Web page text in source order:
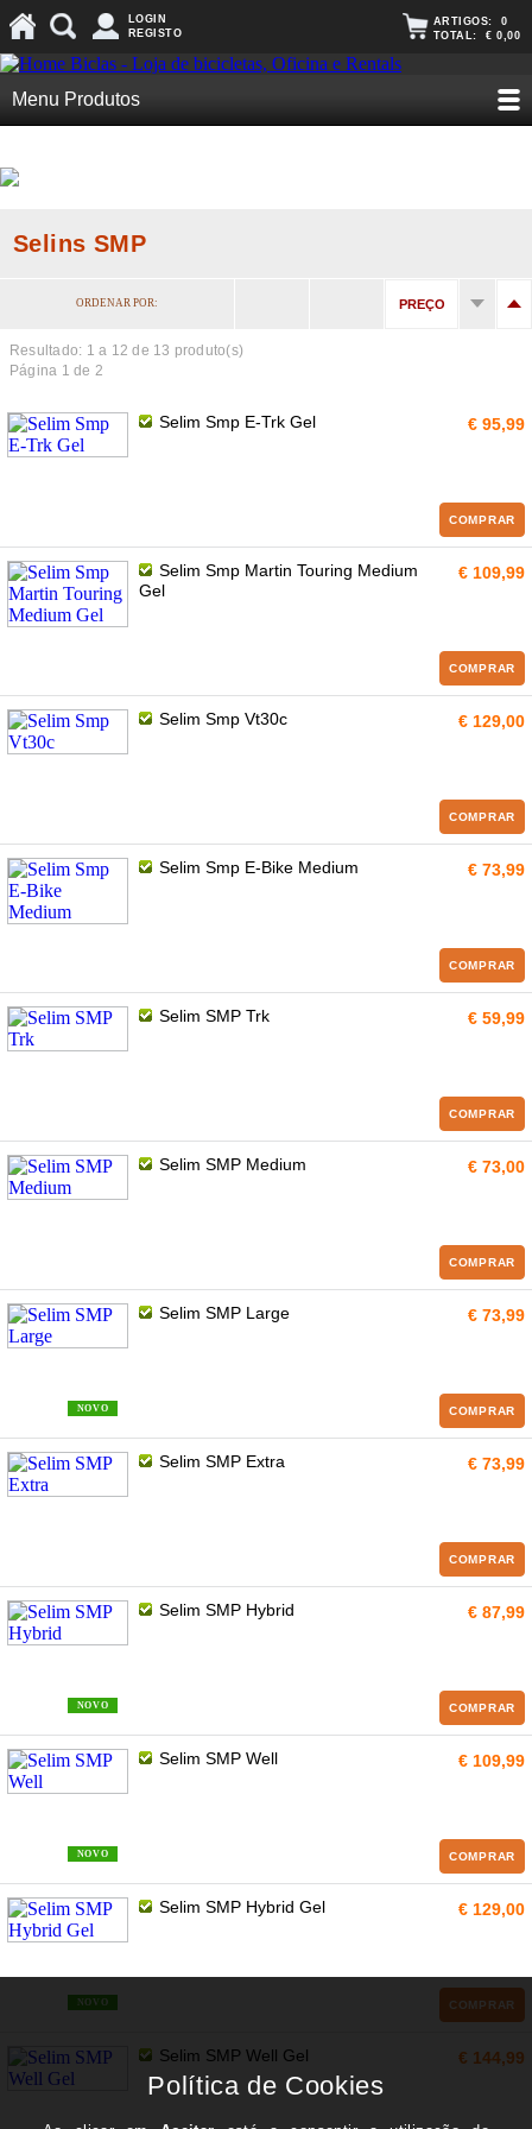
LOGIN
REGISTO
ARTIGOS: 0
TOTAL: € 0,00
Menu Produtos
Selins SMP
ORDENAR POR: PREÇO
Resultado: 1 a 12 de 13 produto(s)
Página 1 de 2
Selim Smp E-Trk Gel € 95,99
COMPRAR
Selim Smp Martin Touring Medium
Gel
€ 109,99
COMPRAR
Selim Smp Vt30c € 129,00
COMPRAR
Selim Smp E-Bike Medium € 73,99
COMPRAR
Selim SMP Trk € 59,99
COMPRAR
Selim SMP Medium € 73,00
COMPRAR
NOVO
Selim SMP Large € 73,99
COMPRAR
Selim SMP Extra € 73,99
COMPRAR
NOVO
Selim SMP Hybrid € 87,99
COMPRAR
NOVO
Selim SMP Well € 109,99
COMPRAR
NOVO
Selim SMP Hybrid Gel € 129,00
COMPRAR
Selim SMP Well Gel € 144,99